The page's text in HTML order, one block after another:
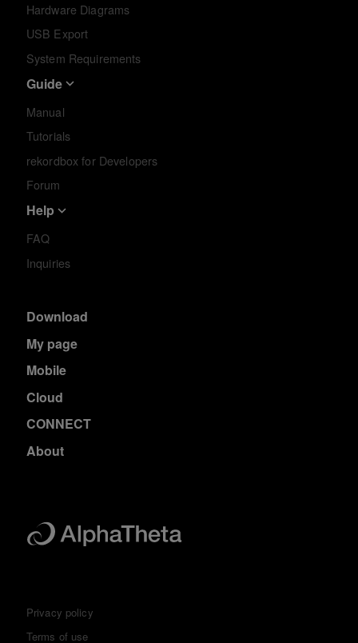
Hardware Diagrams
USB Export
System Requirements
Guide
Manual
Tutorials
rekordbox for Developers
Forum
Help
FAQ
Inquiries
Download
My page
Mobile
Cloud
CONNECT
About
Privacy policy
Terms of use